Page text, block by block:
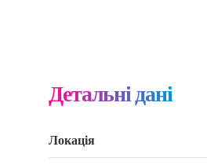
Детальні дані
Локація